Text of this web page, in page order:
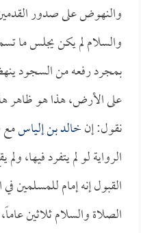
والنهوض على صدور
والسلام لم يكن يجلس ما
بمجرد رفعه من السجود
على الأرض، هذا هو ظاهر
نقول: إنخالد بن إلياس
الرواية لو لم يتفرد فيها،
القبول إنه إمام للمسلمين
الصلاة والسلام ثلاثين